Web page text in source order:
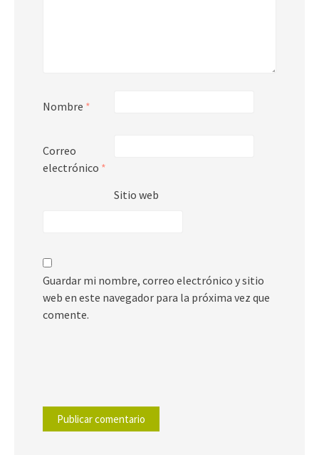
Nombre *
Correo
electrónico *
Sitio web
Guardar mi nombre, correo electrónico y sitio
web en este navegador para la próxima vez que
comente.